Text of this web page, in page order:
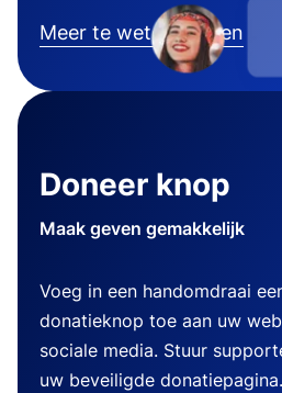
Meer te weten komen
Doneer knop
Maak geven gemakkelijk
Voeg in een handomdraai
donatieknop toe aan uw
sociale media. Stuur
uw beveiligde